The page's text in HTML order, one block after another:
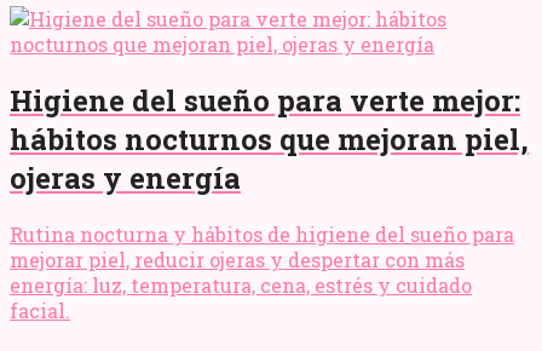
Higiene del sueño para verte mejor:
hábitos nocturnos que mejoran piel,
ojeras y energía
Rutina nocturna y hábitos de higiene del sueño para
mejorar piel, reducir ojeras y despertar con más
energía: luz, temperatura, cena, estrés y cuidado
facial.